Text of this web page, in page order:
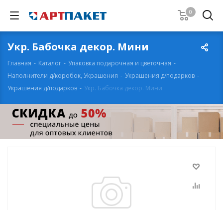
0
Укр. Бабочка декор. Мини
Главная - Каталог - Упаковка подарочная и цветочная -
Наполнители д/коробок, Украшения - Украшения д/подарков -
Украшения д/подарков - Укр. Бабочка декор. Мини